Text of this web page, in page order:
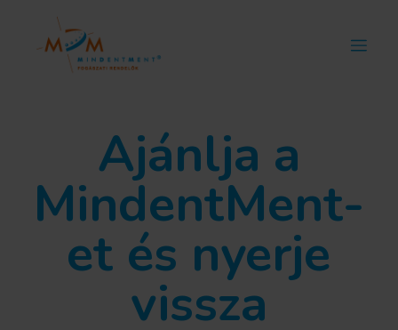
Ajánlja a
MindentMent-
et és nyerje
vissza